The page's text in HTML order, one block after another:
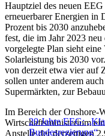
Hauptziel des neuen
erneuerbarer Energien in
Prozent bis 2030
fest, die im Jahr 2023
vorgelegte Plan sieht
Solarleistung bis 2030
von derzeit etwa vier auf
sollen unter anderem
Supermärkten, zur
20 Jahre EEG:
Bundesregierung“
Im Bereich der Onshore-
Wirtschaftsministerium
Anstelle der derzeitigen